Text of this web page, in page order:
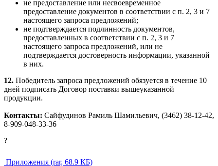
не предоставление или несвоевременное
предоставление документов в соответствии с п. 2, 3 и 7
настоящего запроса предложений;
не подтверждается подлинность документов,
предоставленных в соответствии с п. 2, 3 и 7
настоящего запроса предложений, или не
подтверждается достоверность информации, указанной
в них.
12. Победитель запроса предложений обязуется в течение 10
дней подписать Договор поставки вышеуказанной
продукции.
Контакты: Сайфудинов Рамиль Шамильевич, (3462) 38-12-42,
8-909-048-33-36
?
Приложения (rar, 68.9 КБ)